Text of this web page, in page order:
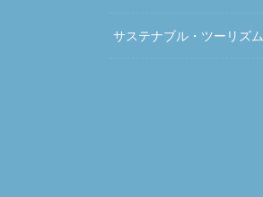
サステナブル・ツーリズム